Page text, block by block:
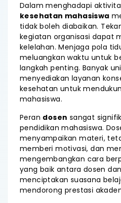
Dalam menghadapi
kesehatan mahasiswa
tidak boleh diabaikan.
kegiatan organisasi dapat
kelelahan. Menjaga pola
meluangkan waktu untuk
langkah penting. Banyak
menyediakan layanan
kesehatan untuk
mahasiswa.
Peran dosen sangat
pendidikan mahasiswa.
menyampaikan materi,
memberi motivasi, dan
mengembangkan cara
yang baik antara dosen
menciptakan suasana
mendorong prestasi